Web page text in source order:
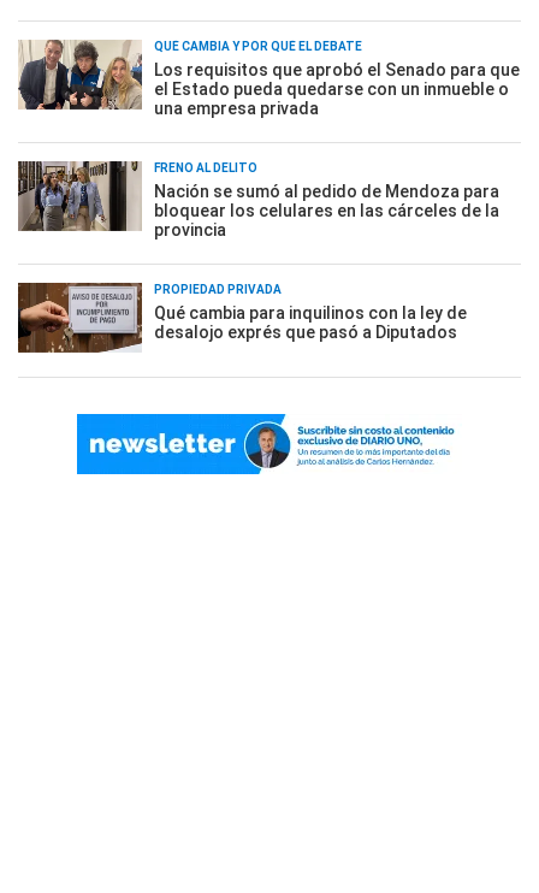
QUÉ CAMBIA Y POR QUÉ EL DEBATE
Los requisitos que aprobó el Senado para que
el Estado pueda quedarse con un inmueble o
una empresa privada
FRENO AL DELITO
Nación se sumó al pedido de Mendoza para
bloquear los celulares en las cárceles de la
provincia
PROPIEDAD PRIVADA
Qué cambia para inquilinos con la ley de
desalojo exprés que pasó a Diputados